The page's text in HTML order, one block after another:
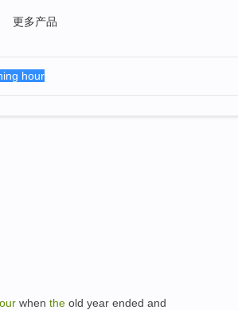
更多产品
when the old year ended and